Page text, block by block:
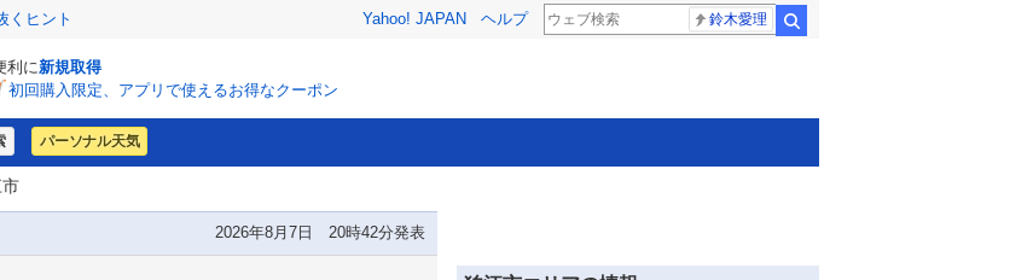
くヒント Yahoo! JAPAN ヘルプ 鈴木愛理
利に新規取得
初回購入限定、アプリで使えるお得なクーポン
パーソナル天気
2026年8月7日 20時42分発表